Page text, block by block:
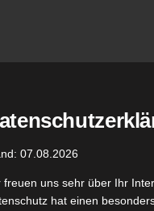
Düfte
07.08.2026
freuen uns sehr über Ihr
hat einen